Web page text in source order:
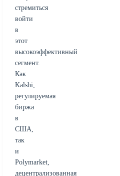
стремиться
войти
в
этот
высокоэффективный
сегмент.
Как
Kalshi,
регулируемая
биржа
в
США,
так
и
Polymarket,
децентрализованная